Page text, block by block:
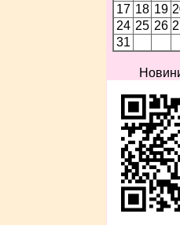
17 18 19
24 25 26
31